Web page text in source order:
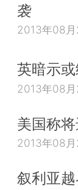
袭
2013年08月
英暗示
2013年08月
美国称
2013年08月
叙利亚